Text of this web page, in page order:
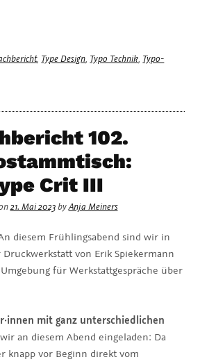
, Type Design, Typo Technik, Typo-
102.
Crit III
21. Mai 2023byAnja Meiners
diesem Frühlingsabend sind wir in
Druckwerkstatt von Erik Spiekermann
für Werkstattgespräche über
mit ganz unterschiedlichen
an diesem Abend eingeladen: Da
knapp vor Beginn direkt vom